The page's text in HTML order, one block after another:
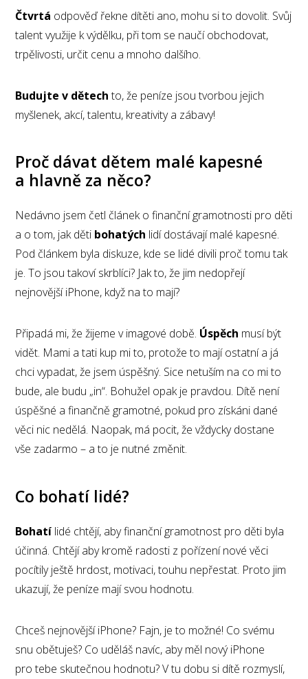
Čtvrtá odpověď řekne dítěti ano, mohu si to dovolit. Svůj
talent využije k výdělku, při tom se naučí obchodovat,
trpělivosti, určit cenu a mnoho dalšího.
Budujte v dětechto, že peníze jsou tvorbou jejich
myšlenek, akcí, talentu, kreativity a zábavy!
Proč dávat dětem malé kapesné
a hlavně za něco?
Nedávno jsem četl článek o finanční gramotnosti pro děti
a o tom, jak děti bohatých lidí dostávají malé kapesné.
Pod článkem byla diskuze, kde se lidé divili proč tomu tak
je. To jsou takoví skrblíci? Jak to, že jim nedopřejí
nejnovější iPhone, když na to mají?
Připadá mi, že žijeme v imagové době. Úspěch musí být
vidět. Mami a tati kup mi to, protože to mají ostatní a já
chci vypadat, že jsem úspěšný. Sice netuším na co mi to
bude, ale budu „in“. Bohužel opak je pravdou. Dítě není
úspěšné a finančně gramotné, pokud pro získáni dané
věci nic nedělá. Naopak, má pocit, že vždycky dostane
vše zadarmo – a to je nutné změnit.
Co bohatí lidé?
Bohatí lidé chtějí, aby finanční gramotnost pro děti byla
účinná. Chtějí aby kromě radosti z pořízení nové věci
pocítily ještě hrdost, motivaci, touhu nepřestat. Proto jim
ukazují, že peníze mají svou hodnotu.
Chceš nejnovější iPhone? Fajn, je to možné! Co svému
snu obětuješ? Co uděláš navíc, aby měl nový iPhone
pro tebe skutečnou hodnotu? V tu dobu si dítě rozmyslí,